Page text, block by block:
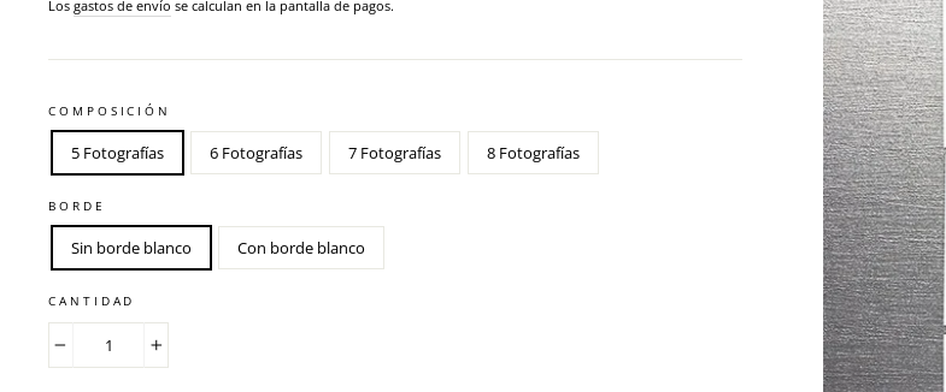
Los gastos de envío se calculan en la pantalla de pagos.
COMPOSICIÓN
5 Fotografías 6 Fotografías 7 Fotografías 8 Fotografías
BORDE
Sin borde blanco Con borde blanco
CANTIDAD